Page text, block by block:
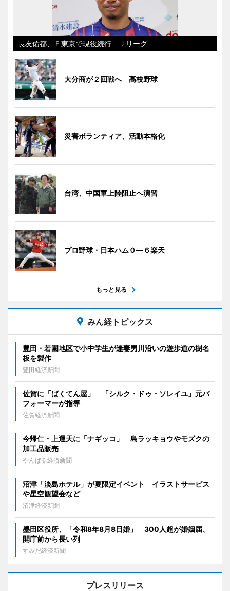
長友佑都、Ｆ東京で現役続行 Ｊリーグ
大分商が２回戦へ 高校野球
災害ボランティア、活動本格化
台湾、中国軍上陸阻止へ演習
プロ野球・日本ハム０―６楽天
もっと見る
みん経トピックス
豊田・若園地区で小中学生が逢妻男川沿いの遊歩道の樹名
板を製作
豊田経済新聞
佐賀に「ばくてん屋」 「シルク・ドゥ・ソレイユ」元パ
フォーマーが指導
佐賀経済新聞
今帰仁・上運天に「ナギッコ」 島ラッキョウやモズクの
加工品販売
やんばる経済新聞
沼津「淡島ホテル」が夏限定イベント イラストサービス
や星空観望会など
沼津経済新聞
墨田区役所、「令和8年8月8日婚」 300人超が婚姻届、
開庁前から長い列
すみだ経済新聞
プレスリリース